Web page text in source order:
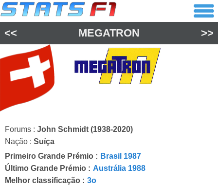
<< MEGATRON >>
Forums : John Schmidt (1938-2020)
Nação : Suíça
Primeiro Grande Prémio : Brasil 1987
Último Grande Prémio : Austrália 1988
Melhor classificação : 3o